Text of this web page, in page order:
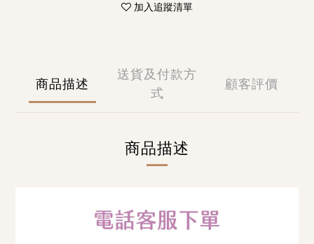
加入追蹤清單
商品描述
送貨及付款方
式
顧客評價
商品描述